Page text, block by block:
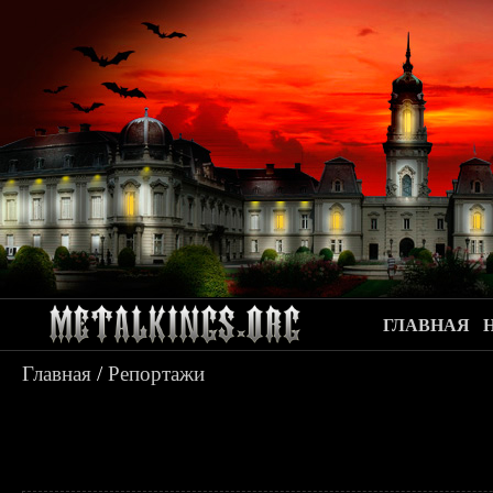
ГЛАВНАЯ
Главная /Репортажи